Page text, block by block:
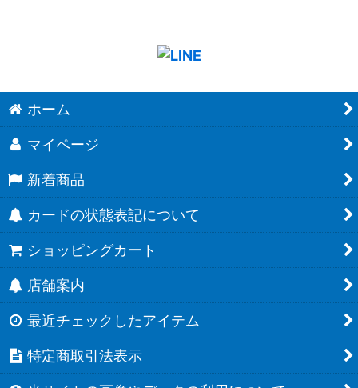
ホーム
マイページ
新着商品
カードの状態表記について
ショッピングカート
店舗案内
最近チェックしたアイテム
特定商取引法表示